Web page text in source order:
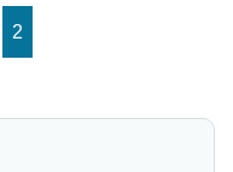
2